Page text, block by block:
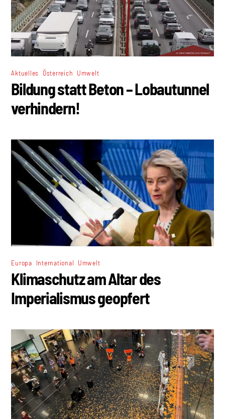
Aktuelles Österreich Umwelt
Bildung statt Beton – Lobautunnel
verhindern!
Europa International Umwelt
Klimaschutz am Altar des
Imperialismus geopfert